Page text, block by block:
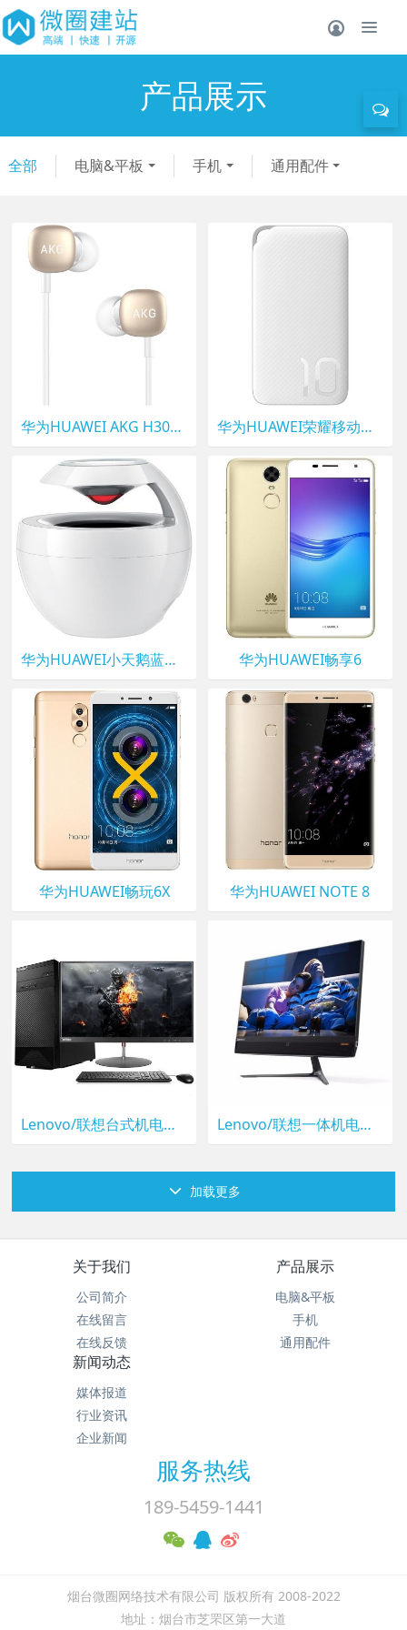
产品展示
全部 电脑&平板 手机 通用配件
华为HUAWEI AKG H300耳机 华为HUAWEI荣耀移动电源
华为HUAWEI小天鹅蓝牙音箱 华为HUAWEI畅享6
华为HUAWEI畅玩6X 华为HUAWEI NOTE 8
Lenovo/联想台式机电脑30600i Lenovo/联想一体机电脑I5-6400T
加载更多
关于我们
公司简介
在线留言
在线反馈
产品展示
电脑&平板
手机
通用配件
新闻动态
媒体报道
行业资讯
企业新闻
服务热线
189-5459-1441
烟台微圈网络技术有限公司 版权所有 2008-2022
地址：烟台市芝罘区第一大道